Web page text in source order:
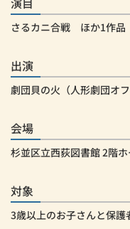
さるカニ合戦 ほか1作品
出演
劇団貝の火（人形劇団オ
会場
杉並区立西荻図書館 2階
対象
3歳以上のお子さんと保護